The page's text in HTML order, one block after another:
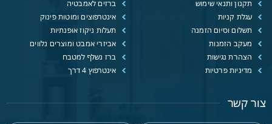
תקנון ותנאי שימוש
עגלת קניות
תשלום וסיום הזמנה
מעקב הזמנות
הצהרת נגישות
מדיניות פרטיות
ברזים לאמבטיה
אינטרפוצים ומוטות פינוק
תעלות ניקוז אופנתיות
אביזרי אמבט ומוצרים נלווים
ברז נשלף למטבח
אינטרפוץ 4 דרך
צור קשר